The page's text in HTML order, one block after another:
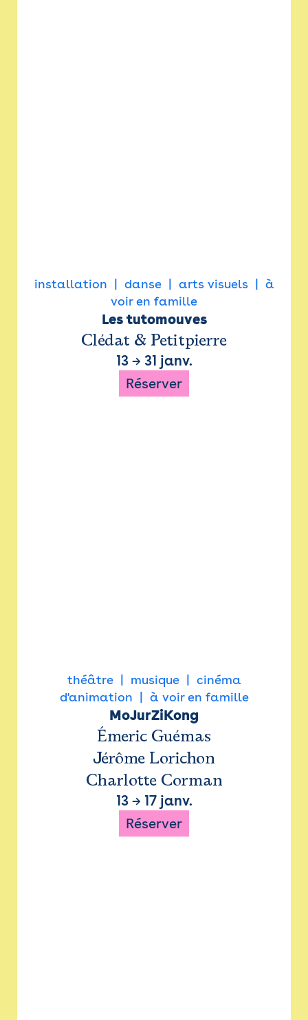
installation danse arts visuels
à
voir en famille
Les tutomouves
Clédat & Petitpierre
13→ 31 janv.
Réserver
théâtre musique
cinéma
d'animation
à voir en famille
MoJurZiKong
Émeric Guémas
Jérôme Lorichon
Charlotte Corman
13→ 17 janv.
Réserver